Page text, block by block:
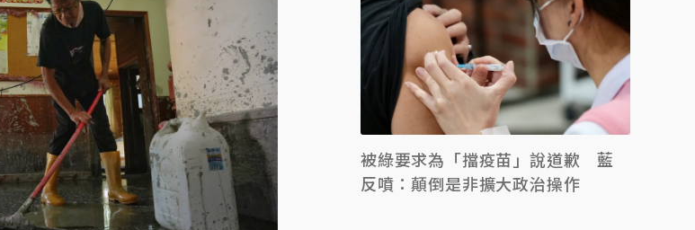
被綠要求為「擋疫苗」說道歉 藍
反噴：顛倒是非擴大政治操作